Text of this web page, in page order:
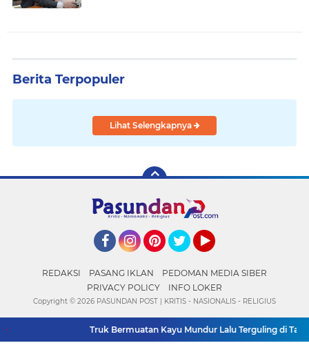
Berita Terpopuler
Lihat Selengkapnya
REDAKSI PASANG IKLAN
PEDOMAN MEDIA SIBER
PRIVACY POLICY
INFO LOKER
Truk Bermuatan Kayu Mundur Lalu Terguling di
Copyright © 2026 PASUNDAN POST | KRITIS - NASIONALIS - RELIGIUS